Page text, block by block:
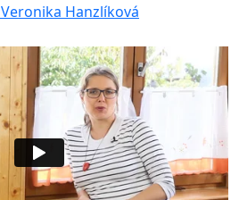
Veronika Hanzlíková